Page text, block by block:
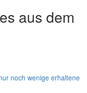
aus dem
noch wenige erhaltene